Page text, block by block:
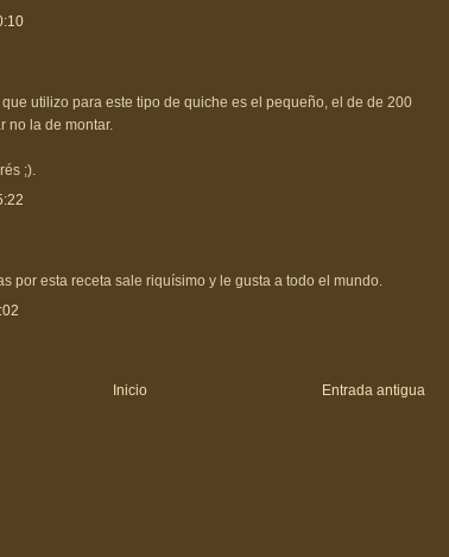
utilizo para este tipo de quiche es el pequeño, el de de 200
no la de montar.
;).
por esta receta sale riquísimo y le gusta a todo el mundo.
Entrada antigua
Inicio